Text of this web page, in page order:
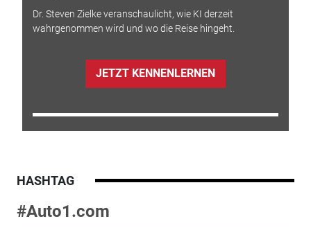
Dr. Steven Zielke veranschaulicht, wie KI derzeit
wahrgenommen wird und wo die Reise hingeht.
JETZT KENNENLERNEN
HASHTAG
#Auto1.com